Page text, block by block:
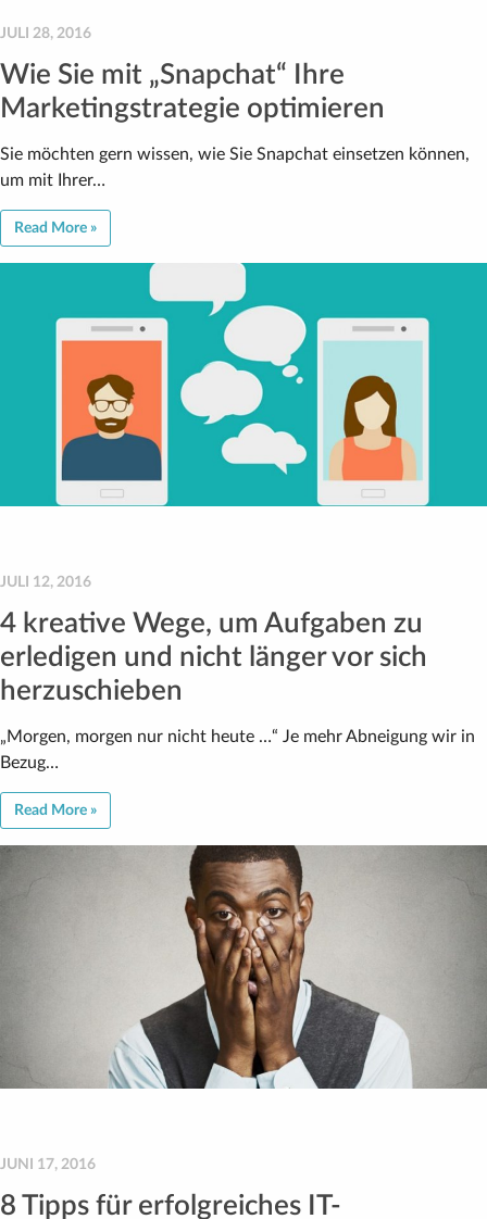
JULI 28, 2016
Wie Sie mit „Snapchat“ Ihre
Marketingstrategie optimieren
Sie möchten gern wissen, wie Sie Snapchat einsetzen können,
um mit Ihrer…
Read More »
JULI 12, 2016
4 kreative Wege, um Aufgaben zu
erledigen und nicht länger vor sich
herzuschieben
„Morgen, morgen nur nicht heute …“ Je mehr Abneigung wir in
Bezug…
Read More »
JUNI 17, 2016
8 Tipps für erfolgreiches IT-